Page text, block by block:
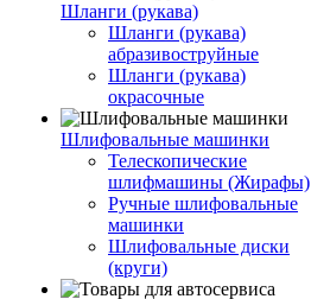
Шланги (рукава)
Шланги (рукава)
абразивоструйные
Шланги (рукава)
окрасочные
Шлифовальные машинки
Телескопические
шлифмашины (Жирафы)
Ручные шлифовальные
машинки
Шлифовальные диски
(круги)